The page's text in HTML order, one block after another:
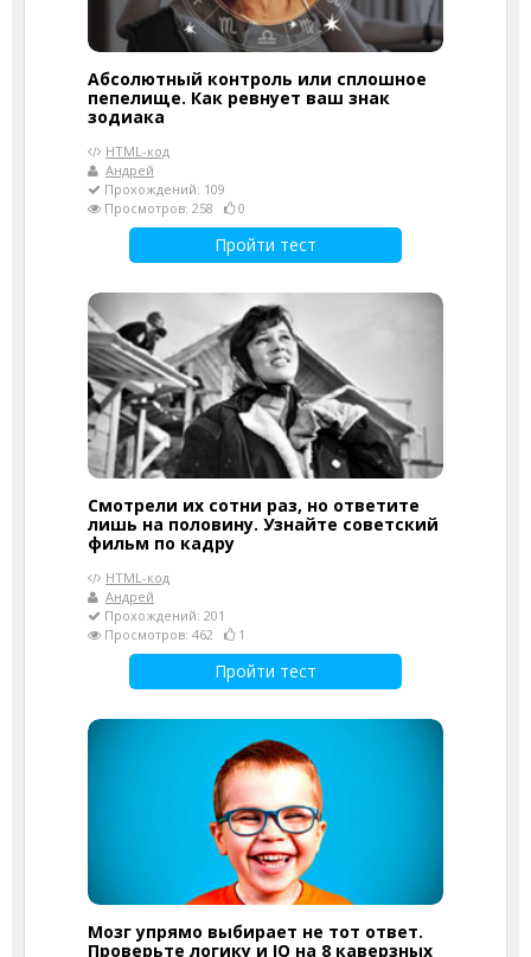
Абсолютный контроль или сплошное
пепелище. Как ревнует ваш знак
зодиака
HTML-код
Андрей
Прохождений: 109
Просмотров: 258
0
Пройти тест
Смотрели их сотни раз, но ответите
лишь на половину. Узнайте советский
фильм по кадру
HTML-код
Андрей
Прохождений: 201
Просмотров: 462
1
Пройти тест
Мозг упрямо выбирает не тот ответ.
Проверьте логику и IQ на 8 каверзных